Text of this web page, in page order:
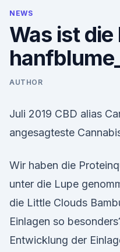
NEWS
Was ist die
AUTHOR
Juli 2019 CBD alias
angesagteste
Wir haben die
unter die Lupe
die Little Clouds
Einlagen so
Entwicklung der